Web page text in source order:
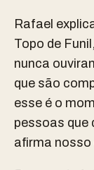
Rafael
Topo de
nunca
que são
esse é o
pessoas que
afirma nosso